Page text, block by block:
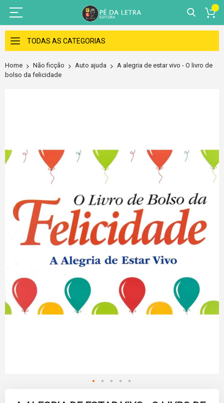
Skip
to
Content
TODAS AS CATEGORIAS
Home Não ficção Auto ajuda
A alegria de estar vivo - O livro de
bolso da felicidade
gallery